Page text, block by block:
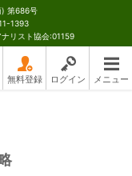
) 第686号
1393
リスト協会:01159
無料登録 ログイン メニュー